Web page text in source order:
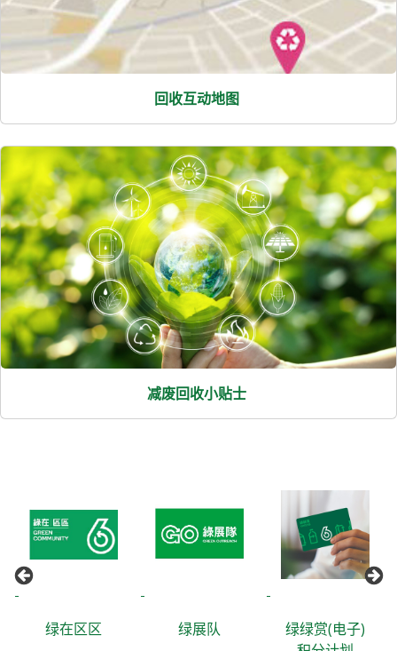
回收互动地图
减废回收小贴士
绿在区区 绿展队
绿绿赏(电子)